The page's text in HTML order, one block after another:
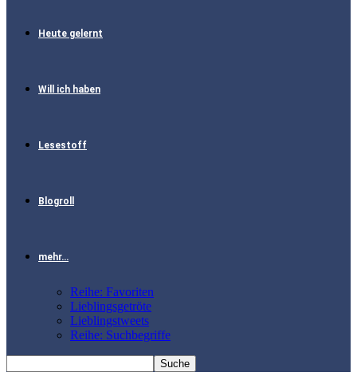
Heute gelernt
Will ich haben
Lesestoff
Blogroll
mehr…
Reihe: Favoriten
Lieblingsgetröte
Lieblingstweets
Reihe: Suchbegriffe